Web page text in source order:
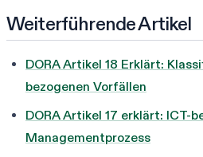
Weiterführende Artikel
DORA Artikel 18 Erklärt:
bezogenen Vorfällen
DORA Artikel 17 erklärt: ICT-
Managementprozess